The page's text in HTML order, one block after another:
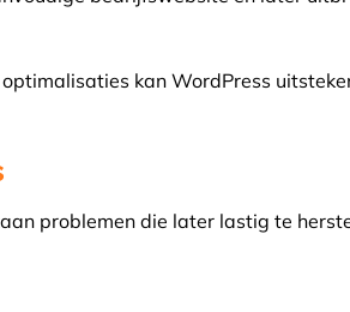
kan WordPress
problemen die later lastig te